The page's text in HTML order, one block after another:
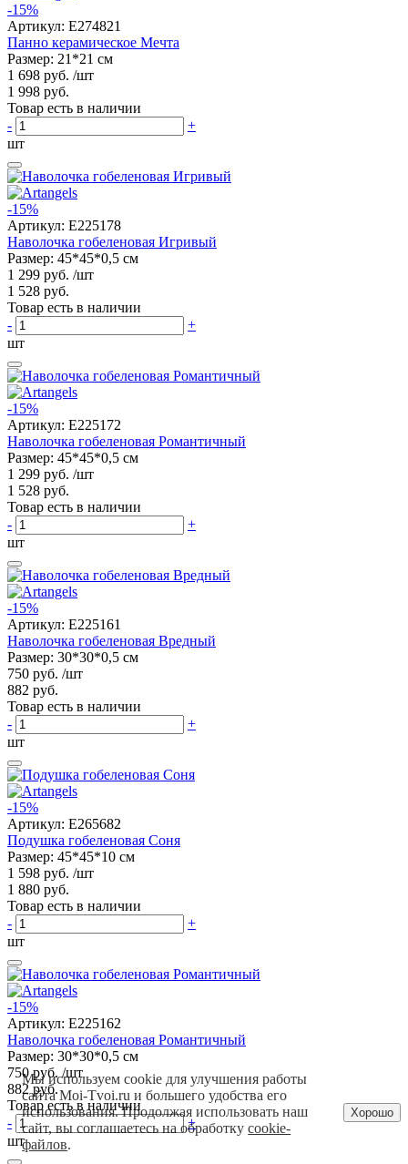
-15%
Артикул: E274821
Панно керамическое Мечта
Размер: 21*21 см
1 698 руб. /шт
1 998 руб.
Товар есть в наличии
-
+
шт
-15%
Артикул: E225178
Наволочка гобеленовая Игривый
Размер: 45*45*0,5 см
1 299 руб. /шт
1 528 руб.
Товар есть в наличии
-
+
шт
-15%
Артикул: E225172
Наволочка гобеленовая Романтичный
Размер: 45*45*0,5 см
1 299 руб. /шт
1 528 руб.
Товар есть в наличии
-
+
шт
-15%
Артикул: E225161
Наволочка гобеленовая Вредный
Размер: 30*30*0,5 см
750 руб. /шт
882 руб.
Товар есть в наличии
-
+
шт
-15%
Артикул: E265682
Подушка гобеленовая Соня
Размер: 45*45*10 см
1 598 руб. /шт
1 880 руб.
Товар есть в наличии
-
+
шт
-15%
Артикул: E225162
Наволочка гобеленовая Романтичный
Размер: 30*30*0,5 см
750 руб. /шт
882 руб.
Товар есть в наличии
-
+
шт
Мы используем cookie для улучшения работы
сайта Moi-Tvoi.ru и большего удобства его
использования. Продолжая использовать наш
сайт, вы соглашаетесь на обработкуcookie-
файлов.
Хорошо